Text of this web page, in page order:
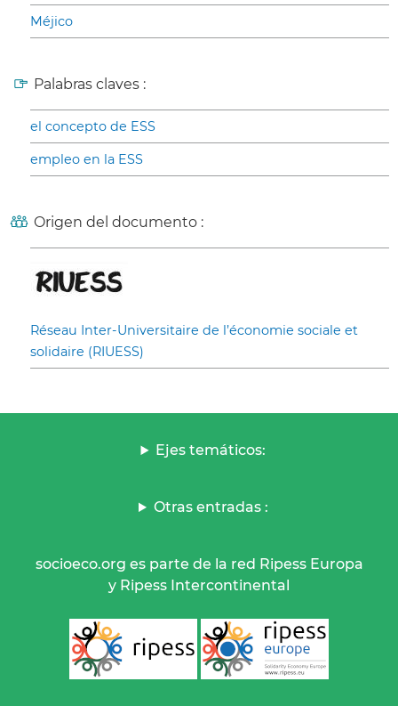
Méjico
Palabras claves :
el concepto de ESS
empleo en la ESS
Origen del documento :
Réseau Inter-Universitaire de l’économie sociale et
solidaire (RIUESS)
Ejes temáticos:
Otras entradas :
socioeco.org es parte de la red Ripess Europa
y Ripess Intercontinental